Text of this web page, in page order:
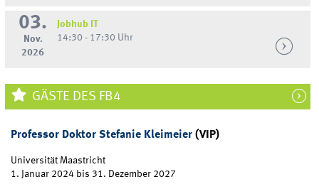
03.
Nov.
2026
Jobhub IT
14:30 - 17:30 Uhr
GÄSTE DES FB4
Professor Doktor Stefanie Kleimeier (VIP)
Universität Maastricht
1. Januar 2024 bis 31. Dezember 2027